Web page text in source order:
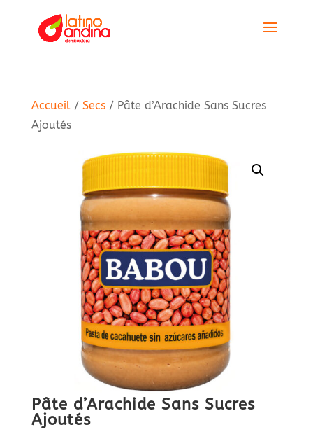
Accueil/ Secs/ Pâte d’Arachide Sans Sucres
Ajoutés
Pâte d’Arachide Sans Sucres
Ajoutés